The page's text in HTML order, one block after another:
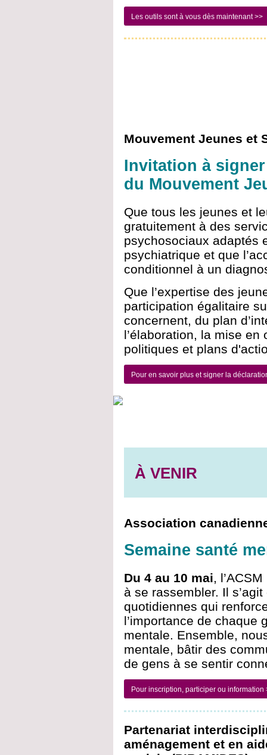
Les outils sont à vous dès maintenant >>
Mouvement Jeunes et
Invitation à
du Mouvement
Que tous les jeunes et
gratuitement à des
psychosociaux adaptés
psychiatrique et que
conditionnel à un
Que l’expertise des
participation égalitaire
concernent, du plan
l’élaboration, la mise
politiques et plans
Pour en savoir plus et signer la
À VENIR
Association
Semaine santé
Du 4 au 10 mai ,
à se rassembler. Il
quotidiennes qui
l’importance de chaque
mentale. Ensemble,
mentale, bâtir des
de gens à se sentir
Pour inscription, participer ou information
Partenariat
aménagement et en